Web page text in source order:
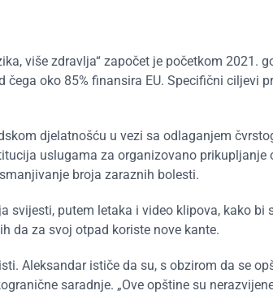
više zdravlja“ započet je početkom 2021.
oko 85% finansira EU. Specifični ciljevi
djelatnošću u vezi sa odlaganjem
uslugama za organizovano prikupljanje
broja zaraznih bolesti.
svijesti, putem letaka i video klipova, kako bi
da za svoj otpad koriste nove kante.
Aleksandar ističe da su, s obzirom da se
saradnje. „Ove opštine su